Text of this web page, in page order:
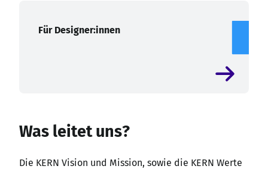
Für Designer:innen
Was leitet uns?
Die KERN Vision und Mission, sowie die KERN Werte